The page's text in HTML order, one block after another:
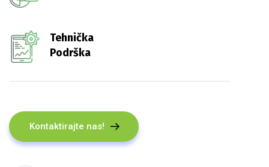
Tehnička
Podrška
Kontaktirajte nas!